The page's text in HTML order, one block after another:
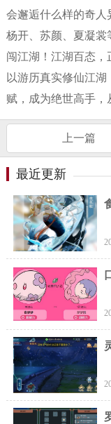
会邂逅什么样的奇人
杨开、苏颜、夏凝裳
闯江湖！江湖百态
以游历真实修仙江
赋，成为绝世高手，
上一篇
最近更新